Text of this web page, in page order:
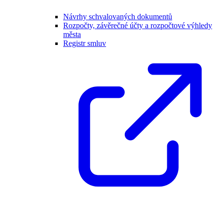
Návrhy schvalovaných dokumentů
Rozpočty, závěrečné účty a rozpočtové výhledy
města
Registr smluv